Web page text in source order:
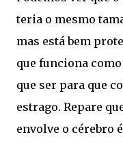
teria o mesmo
mas está bem
que funciona
que ser para que
estrago. Repare
envolve o cérebro